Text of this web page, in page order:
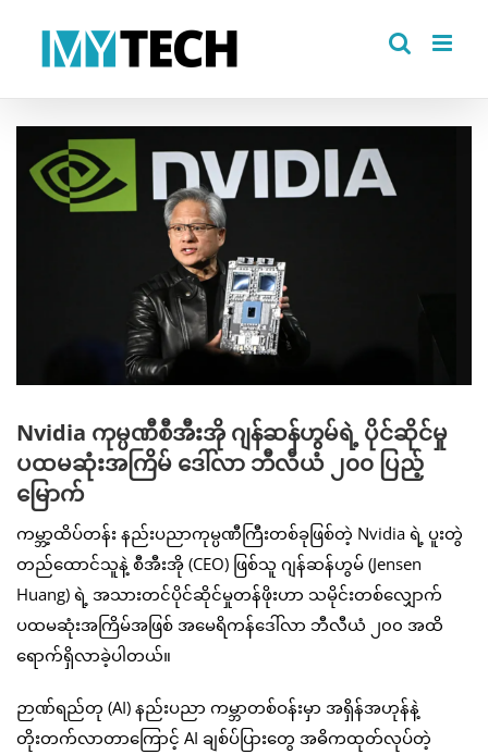
Larger
Image
Nvidia ကုမ္ပဏီစီအီးအို ဂျန်ဆန်ဟွမ်ရဲ့ ပိုင်ဆိုင်မှု
ပထမဆုံးအကြိမ် ဒေါ်လာ ဘီလီယံ ၂၀၀ ပြည့်
မြောက်
ကမ္ဘာ့ထိပ်တန်း နည်းပညာကုမ္ပဏီကြီးတစ်ခုဖြစ်တဲ့ Nvidia ရဲ့ ပူးတွဲ
တည်ထောင်သူနဲ့ စီအီးအို (CEO) ဖြစ်သူ ဂျန်ဆန်ဟွမ် (Jensen
Huang) ရဲ့ အသားတင်ပိုင်ဆိုင်မှုတန်ဖိုးဟာ သမိုင်းတစ်လျှောက်
ပထမဆုံးအကြိမ်အဖြစ် အမေရိကန်ဒေါ်လာ ဘီလီယံ ၂၀၀ အထိ
ရောက်ရှိလာခဲ့ပါတယ်။
ဉာဏ်ရည်တု (AI) နည်းပညာ ကမ္ဘာတစ်ဝန်းမှာ အရှိန်အဟုန်နဲ့
တိုးတက်လာတာကြောင့် AI ချစ်ပ်ပြားတွေ အဓိကထုတ်လုပ်တဲ့